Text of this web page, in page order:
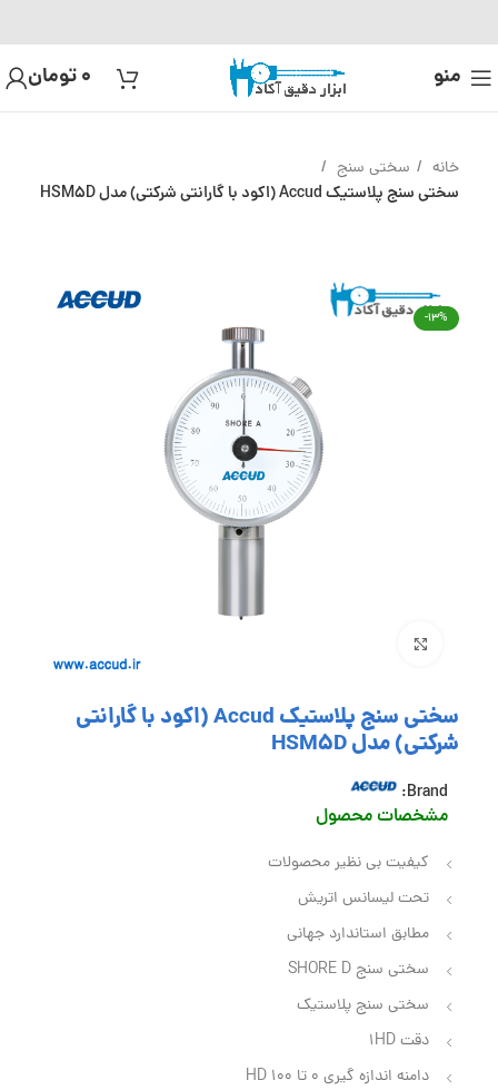
منو 0تومان
خانه سختی سنج
سختی سنج پلاستیک Accud (اکود با گارانتی شرکتی) مدل HSM5D
-13%
سختی سنج پلاستیک Accud (اکود با گارانتی
شرکتی) مدل HSM5D
Brand:
مشخصات محصول
کیفیت بی نظیر محصولات
تحت لیسانس اتریش
مطابق استاندارد جهانی
سختی سنج SHORE D
سختی سنج پلاستیک
دقت 1HD
دامنه اندازه گیری 0 تا 100 HD